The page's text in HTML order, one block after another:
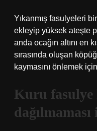
Yıkanmış fasulyeleri
ekleyip yüksek ateşte
anda ocağın altını en
sırasında oluşan
kaymasını önlemek
Kuru fasulye